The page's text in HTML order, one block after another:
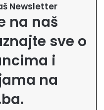
Newsletter
na naš
sve o
i
na